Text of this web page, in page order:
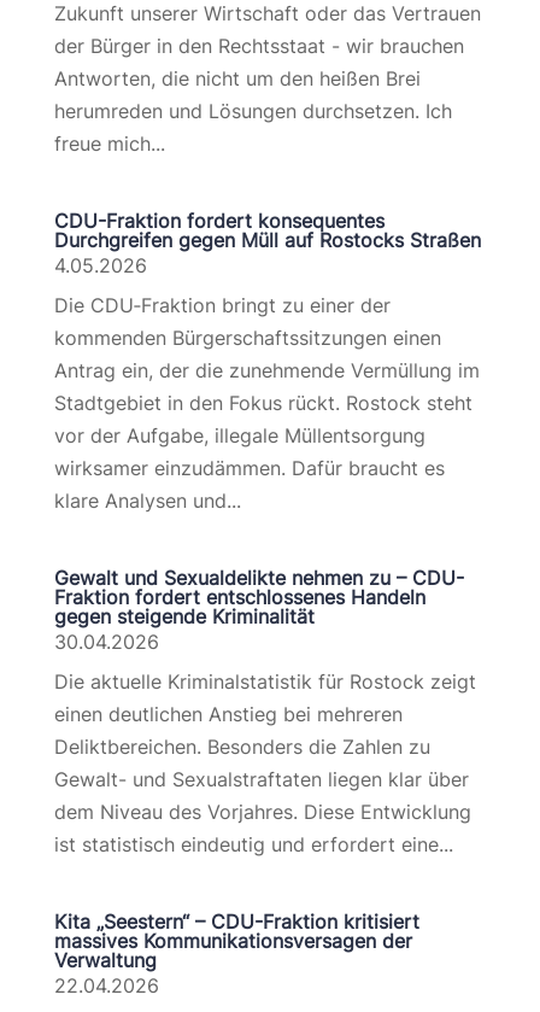
Zukunft unserer Wirtschaft oder das Vertrauen
der Bürger in den Rechtsstaat - wir brauchen
Antworten, die nicht um den heißen Brei
herumreden und Lösungen durchsetzen. Ich
freue mich...
CDU-Fraktion fordert konsequentes
Durchgreifen gegen Müll auf Rostocks Straßen
4.05.2026
Die CDU‑Fraktion bringt zu einer der
kommenden Bürgerschaftssitzungen einen
Antrag ein, der die zunehmende Vermüllung im
Stadtgebiet in den Fokus rückt. Rostock steht
vor der Aufgabe, illegale Müllentsorgung
wirksamer einzudämmen. Dafür braucht es
klare Analysen und...
Gewalt und Sexualdelikte nehmen zu – CDU-
Fraktion fordert entschlossenes Handeln
gegen steigende Kriminalität
30.04.2026
Die aktuelle Kriminalstatistik für Rostock zeigt
einen deutlichen Anstieg bei mehreren
Deliktbereichen. Besonders die Zahlen zu
Gewalt- und Sexualstraftaten liegen klar über
dem Niveau des Vorjahres. Diese Entwicklung
ist statistisch eindeutig und erfordert eine...
Kita „Seestern“ – CDU-Fraktion kritisiert
massives Kommunikationsversagen der
Verwaltung
22.04.2026